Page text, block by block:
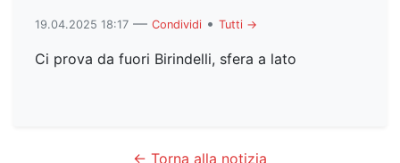
19.04.2025 18:17 — Condividi • Tutti →
Ci prova da fuori Birindelli, sfera a lato
← Torna alla notizia